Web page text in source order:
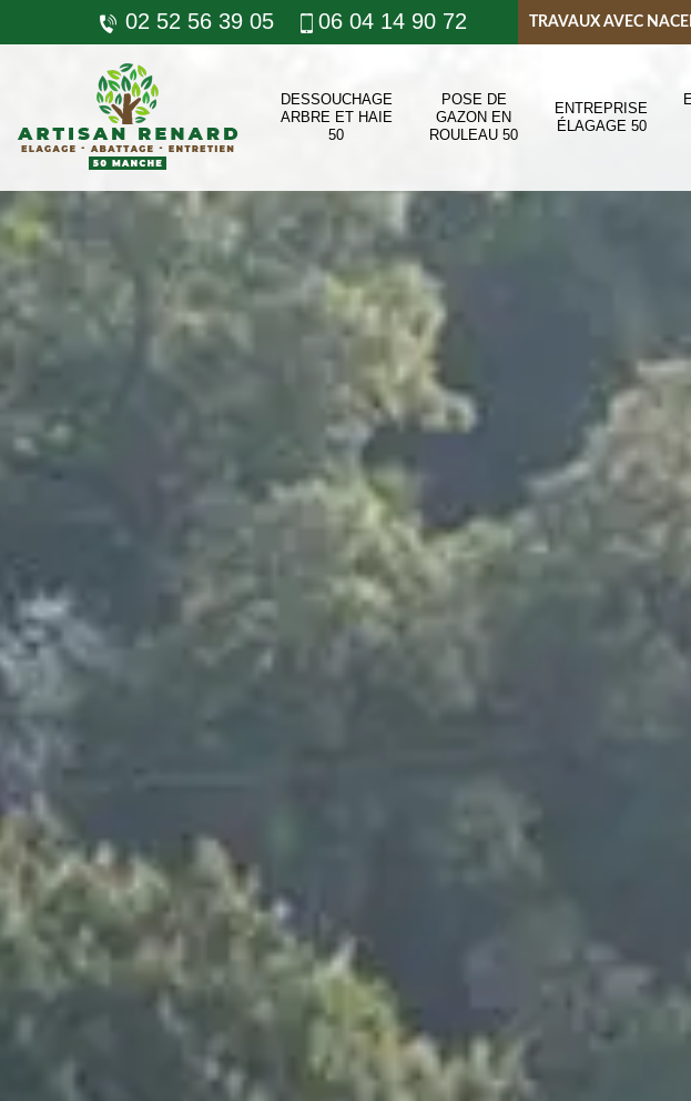
02 52 56 39 05 06 04 14 90 72 TRAVAUX AVEC
DESSOUCHAGE
ARBRE ET HAIE
50
POSE DE
GAZON EN
ROULEAU 50
ENTREPRISE
ÉLAGAGE 50